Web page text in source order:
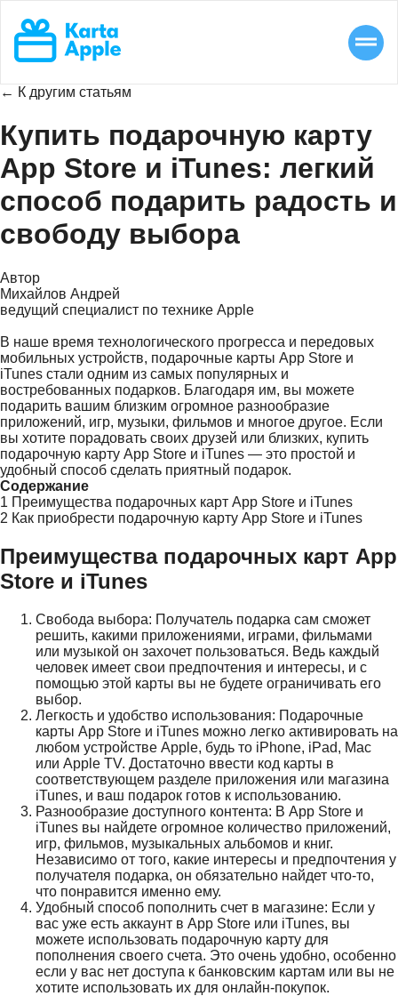
← К другим статьям
Купить подарочную карту
App Store и iTunes: легкий
способ подарить радость и
свободу выбора
Автор
Михайлов Андрей
ведущий специалист по технике Apple
В наше время технологического прогресса и передовых
мобильных устройств, подарочные карты App Store и
iTunes стали одним из самых популярных и
востребованных подарков. Благодаря им, вы можете
подарить вашим близким огромное разнообразие
приложений, игр, музыки, фильмов и многое другое. Если
вы хотите порадовать своих друзей или близких, купить
подарочную карту App Store и iTunes — это простой и
удобный способ сделать приятный подарок.
Содержание
1 Преимущества подарочных карт App Store и iTunes
2 Как приобрести подарочную карту App Store и iTunes
Преимущества подарочных карт App
Store и iTunes
Свобода выбора: Получатель подарка сам сможет
решить, какими приложениями, играми, фильмами
или музыкой он захочет пользоваться. Ведь каждый
человек имеет свои предпочтения и интересы, и с
помощью этой карты вы не будете ограничивать его
выбор.
Легкость и удобство использования: Подарочные
карты App Store и iTunes можно легко активировать на
любом устройстве Apple, будь то iPhone, iPad, Mac
или Apple TV. Достаточно ввести код карты в
соответствующем разделе приложения или магазина
iTunes, и ваш подарок готов к использованию.
Разнообразие доступного контента: В App Store и
iTunes вы найдете огромное количество приложений,
игр, фильмов, музыкальных альбомов и книг.
Независимо от того, какие интересы и предпочтения у
получателя подарка, он обязательно найдет что-то,
что понравится именно ему.
Удобный способ пополнить счет в магазине: Если у
вас уже есть аккаунт в App Store или iTunes, вы
можете использовать подарочную карту для
пополнения своего счета. Это очень удобно, особенно
если у вас нет доступа к банковским картам или вы не
хотите использовать их для онлайн-покупок.